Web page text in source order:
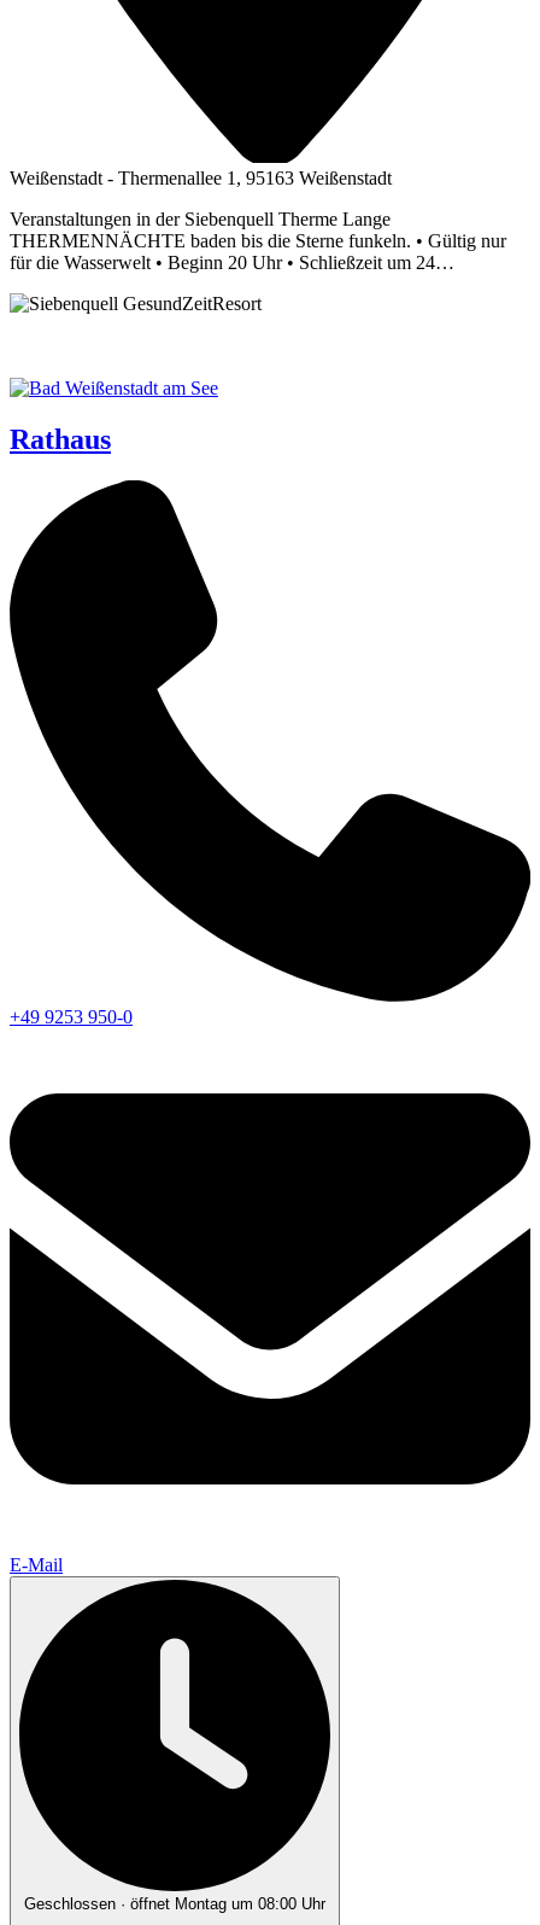
Weißenstadt - Thermenallee 1, 95163 Weißenstadt
Veranstaltungen in der Siebenquell Therme Lange
THERMENNÄCHTE baden bis die Sterne funkeln. • Gültig nur
für die Wasserwelt • Beginn 20 Uhr • Schließzeit um 24…
Rathaus
+49 9253 950-0
E-Mail
Geschlossen · öffnet Montag um 08:00 Uhr